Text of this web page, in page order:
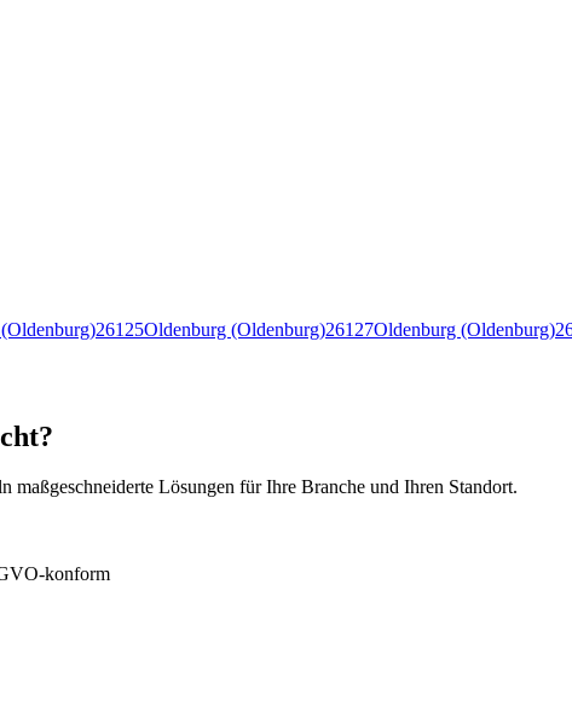
26125Oldenburg (Oldenburg)26127Oldenburg (Oldenburg)
Lösungen für Ihre Branche und Ihren Standort.
konform